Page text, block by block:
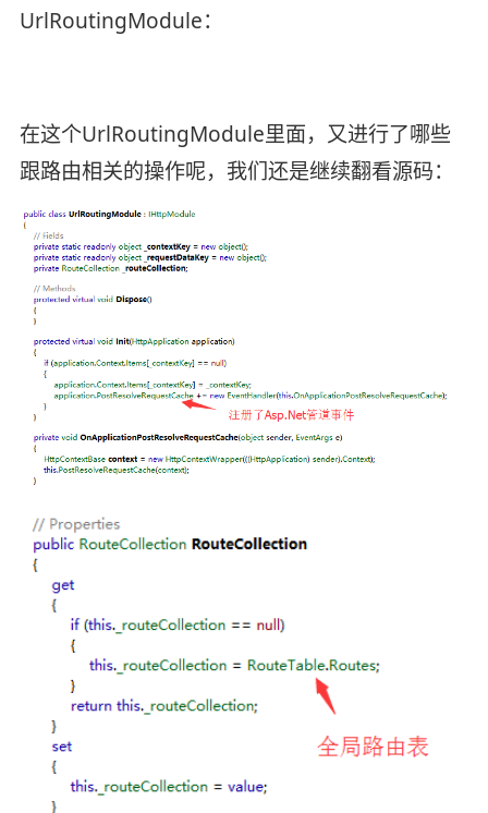
UrlRoutingModule：
在这个UrlRoutingModule里面，又进行了哪些
跟路由相关的操作呢，我们还是继续翻看源码：